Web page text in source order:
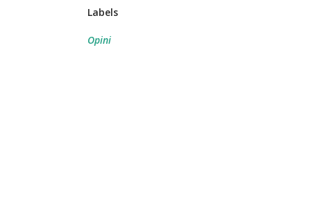
Labels
Opini